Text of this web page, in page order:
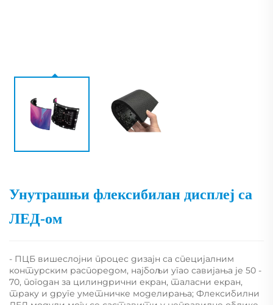
Унутрашњи флексибилан дисплеј са
ЛЕД-ом
- ПЦБ вишеслојни процес дизајн са специјалним
контурским распоредом, најбољи угао савијања је 50 -
70, погодан за цилиндрични екран, таласни екран,
траку и друге уметничке моделирања; Флексибилни